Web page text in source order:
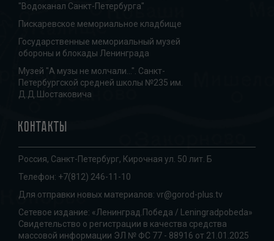
"Водоканал Санкт-Петербурга"
Пискаревское мемориальное кладбище
Государственные мемориальный музей
обороны и блокады Ленинграда
Музей "А музы не молчали...". Санкт-
Петербургской средней школы №235 им.
Д.Д.Шостаковича
Контакты
Россия, Санкт-Петербург, Кирочная ул. 50 лит. Б
Телефон: +7(812) 246-11-10
Для отправки новых материалов: vr@gorod-plus.tv
Сетевое издание: «Ленинград.Победа / Leningradpobeda»
Свидетельство о регистрации в качества средства
массовой информации ЭЛ № ФС 77 - 88916 от 21.01.2025